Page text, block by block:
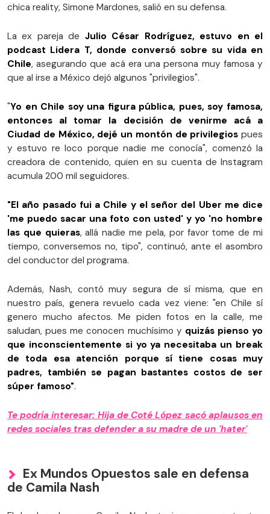
chica reality, Simone Mardones, salió en su defensa.
La ex pareja de Julio César Rodríguez, estuvo en el
podcast Lidera T, donde conversó sobre su vida en
Chile, asegurando que acá era una persona muy famosa y
que al irse a México dejó algunos "privilegios".
"Yo en Chile soy una figura pública, pues, soy famosa,
entonces al tomar la decisión de venirme acá a
Ciudad de México, dejé un montón de privilegios pues
y estuvo re loco porque nadie me conocía", comenzó la
creadora de contenido, quien en su cuenta de Instagram
acumula 200 mil seguidores.
"El año pasado fui a Chile y el señor del Uber me dice
'me puedo sacar una foto con usted' y yo 'no hombre
las que quieras, allá nadie me pela, por favor tome de mi
tiempo, conversemos no, tipo", continuó, ante el asombro
del conductor del programa.
Además, Nash, contó muy segura de sí misma, que en
nuestro país, genera revuelo cada vez viene: "en Chile sí
genero mucho afectos. Me piden fotos en la calle, me
saludan, pues me conocen muchísimo y quizás pienso yo
que inconscientemente si yo ya necesitaba un break
de toda esa atención porque sí tiene cosas muy
padres, también se pagan bastantes costos de ser
súper famoso".
Te podría interesar: Hija de Coté López sacó aplausos en
redes sociales tras defender a su madre de un 'hater'
Ex Mundos Opuestos sale en defensa
de Camila Nash